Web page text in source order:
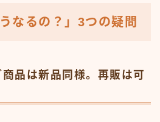
なるの？」3つの疑問
品は新品同様。再販は可